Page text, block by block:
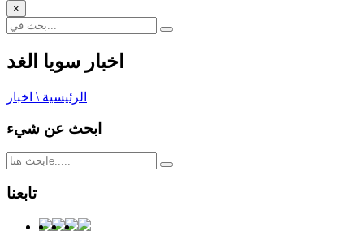
×
اخبار سويا الغد
الرئيسية \ اخبار
ابحث عن شيء
تابعنا